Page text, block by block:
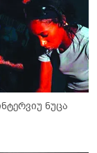
ნუცა